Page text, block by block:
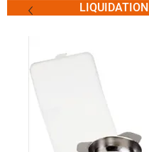
LIQUIDATION